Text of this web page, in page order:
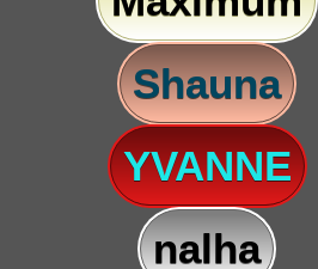
Shauna
YVANNE
nalha